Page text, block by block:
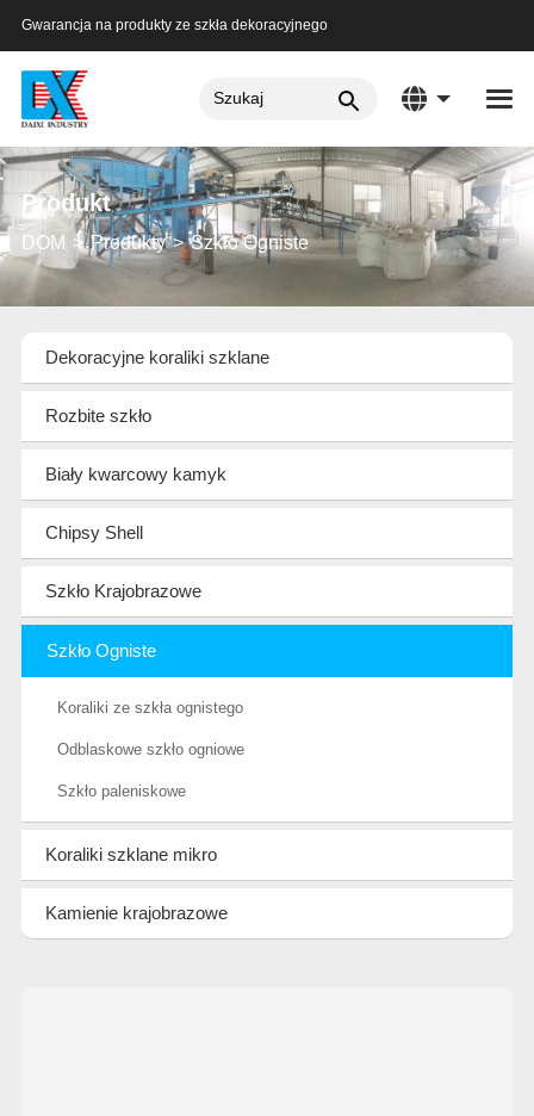
Gwarancja na produkty ze szkła dekoracyjnego
Produkt
DOM Produkty Szkło Ogniste
Dekoracyjne koraliki szklane
Rozbite szkło
Biały kwarcowy kamyk
Chipsy Shell
Szkło Krajobrazowe
Szkło Ogniste
Koraliki ze szkła ognistego
Odblaskowe szkło ogniowe
Szkło paleniskowe
Koraliki szklane mikro
Kamienie krajobrazowe